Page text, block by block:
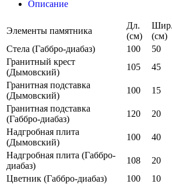
Описание
Элементы памятника
Дл.
(см)
Шир.
(см)
Стела (Габбро-диабаз)
100 50
Гранитный крест
(Дымовский)
105 45
Гранитная подставка
(Дымовский)
100 15
Гранитная подставка
(Габбро-диабаз)
120 20
Надгробная плита
(Дымовский)
100 40
Надгробная плита (Габбро-
диабаз)
108 20
Цветник (Габбро-диабаз)
100 10